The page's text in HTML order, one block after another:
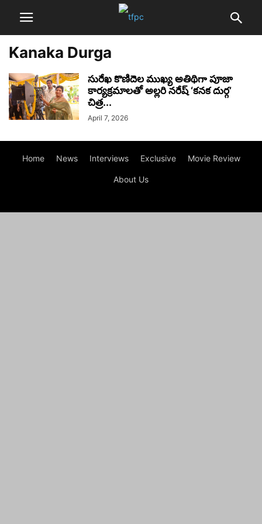
Kanaka Durga
సురేఖ కొణిదెల ముఖ్య అతిథిగా పూజా
కార్య‌క్ర‌మాల‌తో అల్ల‌రి న‌రేష్ ‘క‌న‌క దుర్గ‌’
చిత్ర...
April 7, 2026
Home News Interviews Exclusive Movie Review
About Us